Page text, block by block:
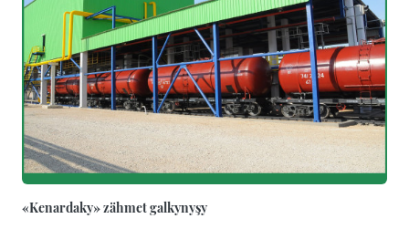
«Kenardaky» zähmet galkynyşy